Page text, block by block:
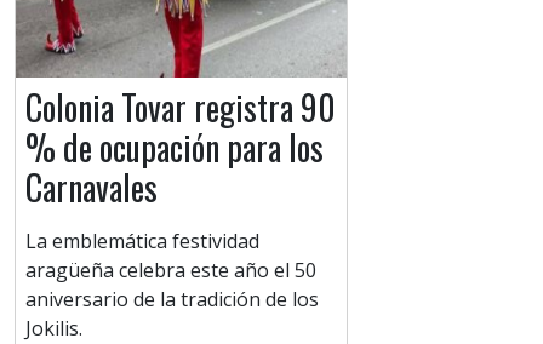
Colonia Tovar registra 90
% de ocupación para los
Carnavales
La emblemática festividad
aragüeña celebra este año el 50
aniversario de la tradición de los
Jokilis.